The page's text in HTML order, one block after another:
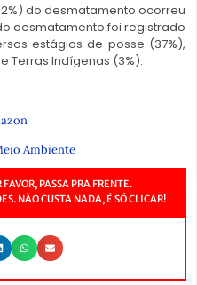
do desmatamento ocorreu
desmatamento foi registrado
estágios de posse (37%),
Terras Indígenas (3%).
Ambiente
PASSA PRA FRENTE.
NÃO CUSTA NADA, É SÓ CLICAR!